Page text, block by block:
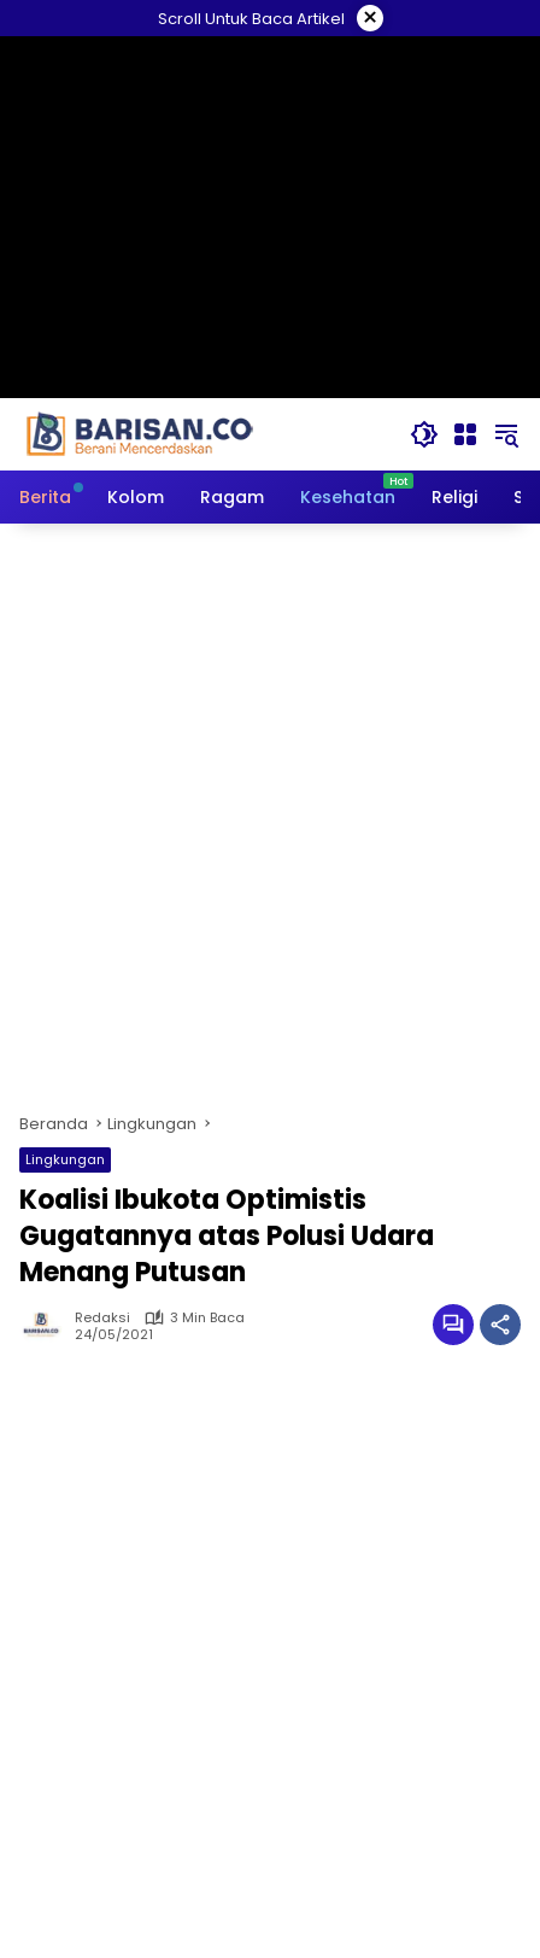
ke
Scroll Untuk Baca Artikel ×
Berita Kolom Ragam Kesehatan Religi
Beranda Lingkungan
Lingkungan
Koalisi Ibukota Optimistis
Gugatannya atas Polusi Udara
Menang Putusan
Redaksi
3 Min Baca
24/05/2021